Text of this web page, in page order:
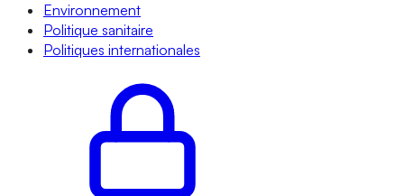
Environnement
Politique sanitaire
Politiques internationales